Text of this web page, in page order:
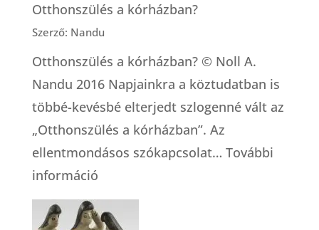
Otthonszülés a kórházban?
Szerző: Nandu
Otthonszülés a kórházban? © Noll A.
Nandu 2016 Napjainkra a köztudatban is
többé-kevésbé elterjedt szlogenné vált az
„Otthonszülés a kórházban”. Az
ellentmondásos szókapcsolat… További
információ:
Otthonszülés
a